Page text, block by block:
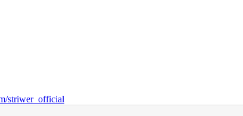
striwer_official